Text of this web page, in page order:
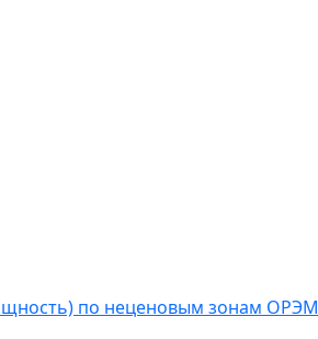
по неценовым зонам ОРЭМ